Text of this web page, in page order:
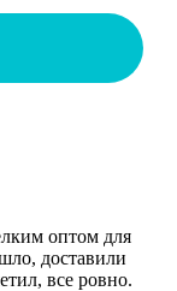
оптом для
доставили
все ровно.